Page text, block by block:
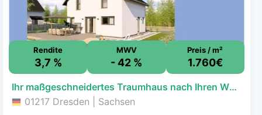
Rendite
3,7 %
MWV
- 42 %
Preis / m²
1.760€
Ihr maßgeschneidertes Traumhaus nach Ihren Wünschen geplant!
01217 Dresden | Sachsen